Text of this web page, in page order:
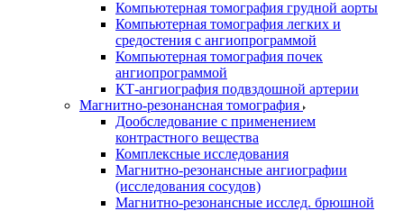
Компьютерная томография грудной аорты
Компьютерная томография легких и
средостения с ангиопрограммой
Компьютерная томография почек
ангиопрограммой
КТ-ангиография подвздошной артерии
Магнитно-резонансная томография
Дообследование с применением
контрастного вещества
Комплексные исследования
Магнитно-резонансные ангиографии
(исследования сосудов)
Магнитно-резонансные исслед. брюшной